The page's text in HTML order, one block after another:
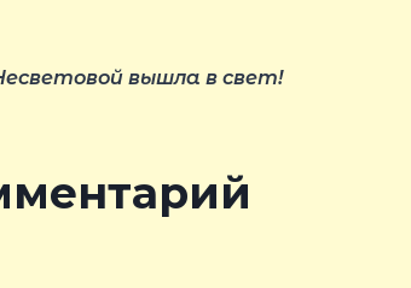
вышла в свет!